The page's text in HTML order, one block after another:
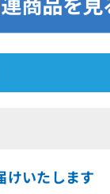
いたします